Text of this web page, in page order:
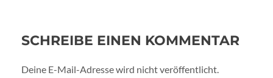
SCHREIBE EINEN KOMMENTAR
Deine E-Mail-Adresse wird nicht veröffentlicht.